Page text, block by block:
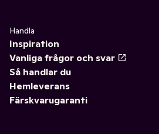
Handla
Inspiration
Vanliga frågor och svar
Så handlar du
Hemleverans
Färskvarugaranti